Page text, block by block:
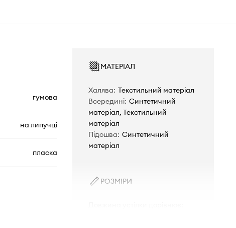
гумова
на липучці
пласка
МАТЕРІАЛ
Халява: Текстильний матеріал
Всередині: Синтетичний
матеріал, Текстильний
матеріал
Підошва: Синтетичний
матеріал
РОЗМІРИ